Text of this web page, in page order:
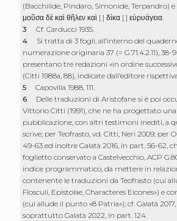
(Bacchilide, Pindaro, Simonide, Terpandro) e
μοῦσα δὲ καὶ θῆλεν καὶ [ ]δίκα [ ]εὐρυάγεια.
3
Cf. Carducci 1935.
4
Si tratta di 3 fogli, all’interno del
numerazione originaria 37 (= G.71.4.2.11), 38-9
presentano tre redazioni «in ordine
(Citti 1988a, 88), indicate dall’editore
5
Capovilla 1988, 111.
6
Delle traduzioni di Aristofane si è poi
Vittorio Citti (1991), che ne ha progettato
pubblicazione, con altri testimoni inediti, a
scrive; per Teofrasto, vd. Citti, Neri 2009; per
49-63 ed inoltre Galatà 2016, in part. 56-62,
foglietto conservato a Castelvecchio, ACP
indice programmatico, da mettere in
contenente le traduzioni da Teofrasto (cui
Flosculi, Epistolae, Characteres Eicones») e
(cui allude il punto «8 Patria»); cf. Galatà
soprattutto Galatà 2022, in part. 124.